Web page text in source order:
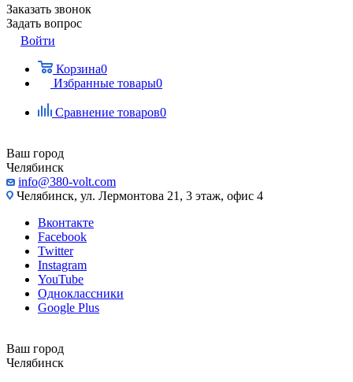
Заказать звонок
Задать вопрос
Войти
Корзина0
Избранные товары0
Сравнение товаров0
Ваш город
Челябинск
info@380-volt.com
Челябинск, ул. Лермонтова 21, 3 этаж, офис 4
Вконтакте
Facebook
Twitter
Instagram
YouTube
Одноклассники
Google Plus
Ваш город
Челябинск